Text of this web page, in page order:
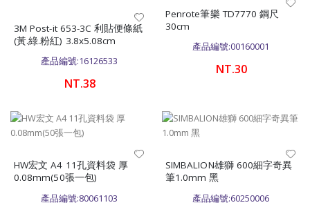
3M Post-it 653-3C 利貼便條紙
(黃.綠.粉紅) 3.8x5.08cm
產品編號:16126533
NT.38
Penrote筆樂 TD7770 鋼尺
30cm
產品編號:00160001
NT.30
HW宏文 A4 11孔資料袋 厚
0.08mm(50張一包)
產品編號:80061103
SIMBALION雄獅 600細字奇異
筆1.0mm 黑
產品編號:60250006